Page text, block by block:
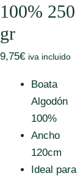
100% 250
gr
9,75€ iva incluido
Boata
Algodón
100%
Ancho
120cm
Ideal para